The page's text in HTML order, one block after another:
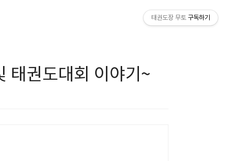
태권도대회 이야기~
태권도장 무토 구독하기